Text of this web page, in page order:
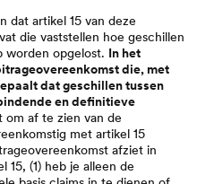
dat artikel 15 van deze
die vaststellen hoe geschillen
worden opgelost. In het
die, met
dat geschillen tussen
en definitieve
af te zien van de
met artikel 15
afziet in
(1) heb je alleen de